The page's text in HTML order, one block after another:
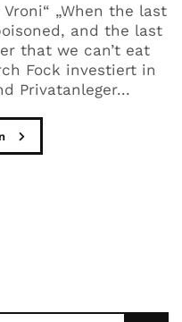
„When the last
and the last
that we can’t eat
Fock investiert in
Privatanleger...